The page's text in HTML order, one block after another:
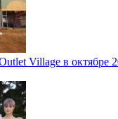
Village в октябре